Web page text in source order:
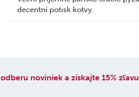
decentní potisk kotvy.
odberu noviniek a získajte 15% zľavu